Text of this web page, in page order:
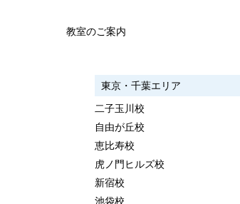
教室のご案内
東京・千葉エリア
二子玉川校
自由が丘校
恵比寿校
虎ノ門ヒルズ校
新宿校
池袋校